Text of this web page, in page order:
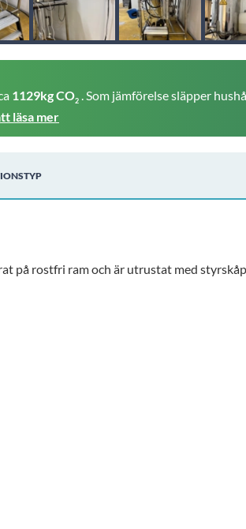
1129kg CO2 . Som jämförelse släpper
läsa mer
på rostfri ram och är utrustat med